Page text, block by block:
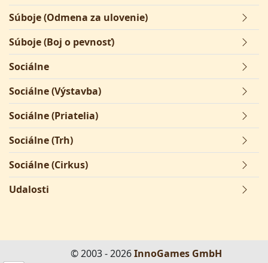
Súboje (Odmena za ulovenie)
Súboje (Boj o pevnosť)
Sociálne
Sociálne (Výstavba)
Sociálne (Priatelia)
Sociálne (Trh)
Sociálne (Cirkus)
Udalosti
© 2003 - 2026InnoGames GmbH